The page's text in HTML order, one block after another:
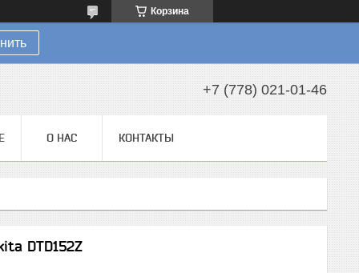
Корзина
+7 (778) 021-01-46
О НАС КОНТАКТЫ
DTD152Z